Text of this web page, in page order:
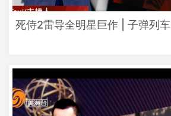
死侍2雷导全明星巨作 | 子弹列车